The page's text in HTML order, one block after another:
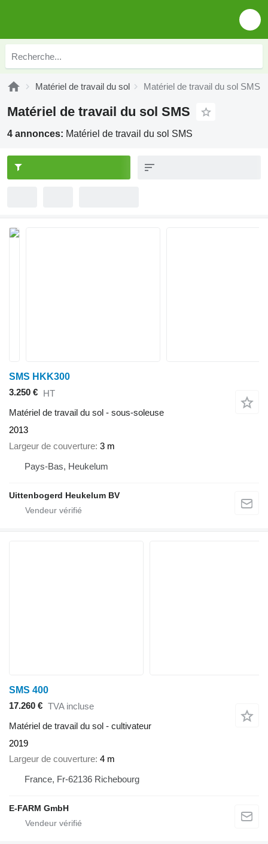
Matériel de travail du sol Matériel de travail du sol SMS
Matériel de travail du sol SMS
4 annonces: Matériel de travail du sol SMS
SMS HKK300
3.250 € HT
Matériel de travail du sol - sous-soleuse
2013
Largeur de couverture 3 m
Pays-Bas, Heukelum
Uittenbogerd Heukelum BV
SMS 400
17.260 € TVA incluse
Matériel de travail du sol - cultivateur
2019
Largeur de couverture 4 m
France, Fr-62136 Richebourg
E-FARM GmbH